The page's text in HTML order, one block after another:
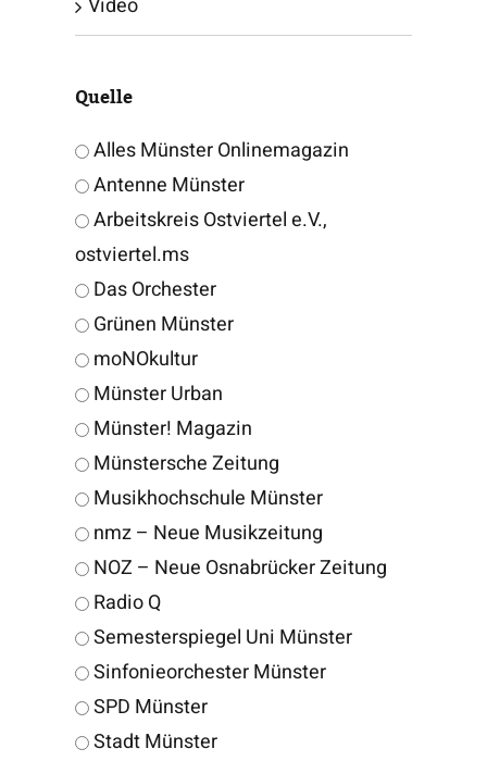
Video
Quelle
Alles Münster Onlinemagazin
Antenne Münster
Arbeitskreis Ostviertel e.V.,
ostviertel.ms
Das Orchester
Grünen Münster
moNOkultur
Münster Urban
Münster! Magazin
Münstersche Zeitung
Musikhochschule Münster
nmz – Neue Musikzeitung
NOZ – Neue Osnabrücker Zeitung
Radio Q
Semesterspiegel Uni Münster
Sinfonieorchester Münster
SPD Münster
Stadt Münster